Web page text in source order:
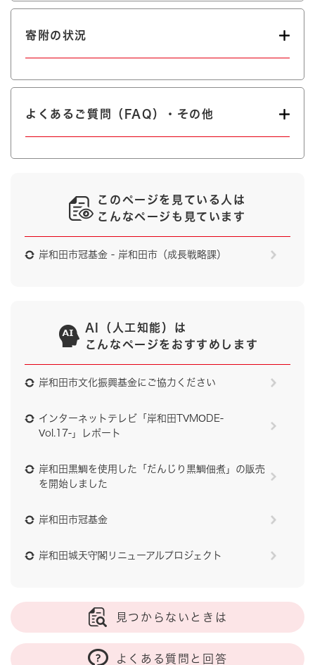
寄附の状況
よくあるご質問（FAQ）・その他
このページを見ている人は
こんなページも見ています
岸和田市冠基金 - 岸和田市（成長戦略課）
AI（人工知能）は
こんなページをおすすめします
岸和田市文化振興基金にご協力ください
インターネットテレビ「岸和田TVMODE-
Vol.17-」レポート
岸和田黒鯛を使用した「だんじり黒鯛佃煮」の販売
を開始しました
岸和田市冠基金
岸和田城天守閣リニューアルプロジェクト
見つからないときは
よくある質問と回答